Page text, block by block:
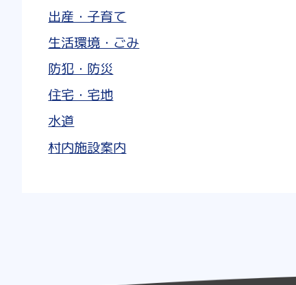
出産・子育て
生活環境・ごみ
防犯・防災
住宅・宅地
水道
村内施設案内